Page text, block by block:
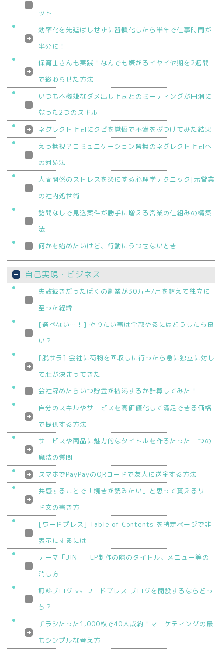
ット
効率化を先延ばしせずに習慣化したら半年で仕事時間が
半分に！
保育士さんも実践！なんでも嫌がるイヤイヤ期を2週間
で終わらせた方法
いつも不機嫌なダメ出し上司とのミーティングが円滑に
なった2つのスキル
ネグレクト上司にクビを覚悟で不満をぶつけてみた結果
えっ無視？コミュニケーション皆無のネグレクト上司へ
の対処法
人間関係のストレスを楽にする心理学テクニック|元営業
の社内処世術
訪問なしで見込案件が勝手に増える営業の仕組みの構築
法
何かを始めたいけど、行動にうつせないとき
自己実現・ビジネス
失敗続きだったぼくの副業が30万円/月を超えて独立に
至った経緯
[選べない…！] やりたい事は全部やるにはどうしたら良
い？
[脱サラ] 会社に荷物を回収しに行ったら急に独立に対し
て肚が決まってきた
会社辞めたらいつ貯金が枯渇するか計算してみた！
自分のスキルやサービスを高価値化して満足できる価格
で提供する方法
サービスや商品に魅力的なタイトルを作るたった一つの
魔法の質問
スマホでPayPayのQRコードで友人に送金する方法
共感することで「続きが読みたい」と思って貰えるリー
ド文の書き方
[ワードプレス] Table of Contents を特定ページで非
表示にするには
テーマ「JIN」- LP制作の際のタイトル、メニュー等の
消し方
無料ブログ vs ワードプレス ブログを開設するならどっ
ち？
チラシたった1,000枚で40人成約！マーケティングの最
もシンプルな考え方